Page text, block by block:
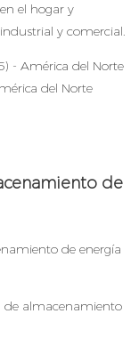
el hogar y
y comercial.
de
de energía
de almacenamiento